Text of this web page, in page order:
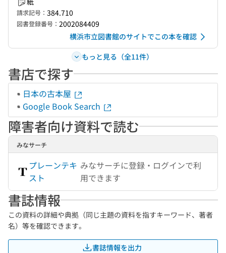
請求記号： 384.710
図書登録番号： 2002084409
横浜市立図書館のサイトでこの本を確認
もっと見る（全11件）
書店で探す
日本の古本屋
Google Book Search
障害者向け資料で読む
みなサーチ
プレーンテキ
スト
みなサーチに登録・ログインで利
用できます
書誌情報
この資料の詳細や典拠（同じ主題の資料を指すキーワード、著者
名）等を確認できます。
書誌情報を出力